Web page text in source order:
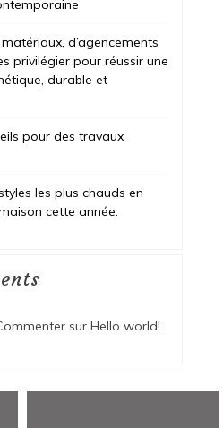
d’agencements
privilégier pour réussir une
durable et
pour des travaux
les plus chauds en
cette année.
sur Hello world!